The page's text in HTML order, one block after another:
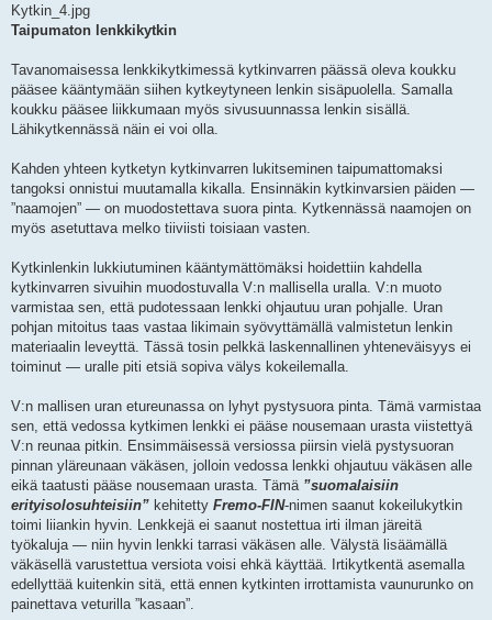
Kytkin_4.jpg
Taipumaton lenkkikytkin
Tavanomaisessa lenkkikytkimessä kytkinvarren päässä oleva koukku
pääsee kääntymään siihen kytkeytyneen lenkin sisäpuolella. Samalla
koukku pääsee liikkumaan myös sivusuunnassa lenkin sisällä.
Lähikytkennässä näin ei voi olla.
Kahden yhteen kytketyn kytkinvarren lukitseminen taipumattomaksi
tangoksi onnistui muutamalla kikalla. Ensinnäkin kytkinvarsien päiden —
”naamojen” — on muodostettava suora pinta. Kytkennässä naamojen on
myös asetuttava melko tiiviisti toisiaan vasten.
Kytkinlenkin lukkiutuminen kääntymättömäksi hoidettiin kahdella
kytkinvarren sivuihin muodostuvalla V:n mallisella uralla. V:n muoto
varmistaa sen, että pudotessaan lenkki ohjautuu uran pohjalle. Uran
pohjan mitoitus taas vastaa likimain syövyttämällä valmistetun lenkin
materiaalin leveyttä. Tässä tosin pelkkä laskennallinen yhteneväisyys ei
toiminut — uralle piti etsiä sopiva välys kokeilemalla.
V:n mallisen uran etureunassa on lyhyt pystysuora pinta. Tämä varmistaa
sen, että vedossa kytkimen lenkki ei pääse nousemaan urasta viistettyä
V:n reunaa pitkin. Ensimmäisessä versiossa piirsin vielä pystysuoran
pinnan yläreunaan väkäsen, jolloin vedossa lenkki ohjautuu väkäsen alle
eikä taatusti pääse nousemaan urasta. Tämä ”suomalaisiin
erityisolosuhteisiin” kehitetty Fremo-FIN-nimen saanut kokeilukytkin
toimi liiankin hyvin. Lenkkejä ei saanut nostettua irti ilman järeitä
työkaluja — niin hyvin lenkki tarrasi väkäsen alle. Välystä lisäämällä
väkäsellä varustettua versiota voisi ehkä käyttää. Irtikytkentä asemalla
edellyttää kuitenkin sitä, että ennen kytkinten irrottamista vaunurunko on
painettava veturilla ”kasaan”.